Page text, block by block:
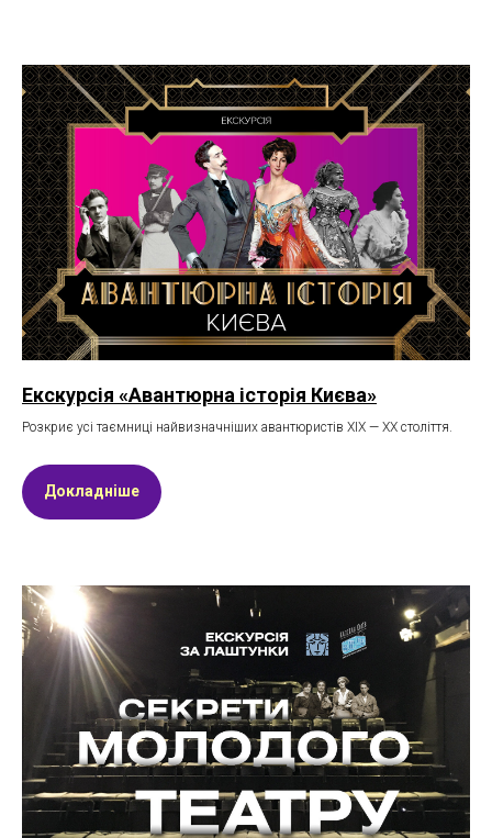
Екскурсія «Авантюрна історія Києва»
Розкриє усі таємниці найвизначніших авантюристів XIX — XX століття.
Докладніше